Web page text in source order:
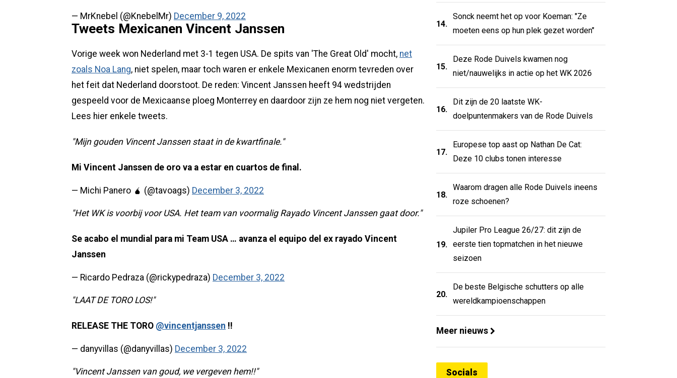
— MrKnebel (@KnebelMr) December 9, 2022
Tweets Mexicanen Vincent Janssen
Vorige week won Nederland met 3-1 tegen USA. De spits van 'The Great Old' mocht, net
zoals Noa Lang, niet spelen, maar toch waren er enkele Mexicanen enorm tevreden over
het feit dat Nederland doorstoot. De reden: Vincent Janssen heeft 94 wedstrijden
gespeeld voor de Mexicaanse ploeg Monterrey en daardoor zijn ze hem nog niet vergeten.
Lees hier enkele tweets.
"Mijn gouden Vincent Janssen staat in de kwartfinale."
Mi Vincent Janssen de oro va a estar en cuartos de final.
— Michi Panero 🧉 (@tavoags) December 3, 2022
"Het WK is voorbij voor USA. Het team van voormalig Rayado Vincent Janssen gaat door."
Se acabo el mundial para mi Team USA … avanza el equipo del ex rayado Vincent
Janssen
— Ricardo Pedraza (@rickypedraza) December 3, 2022
"LAAT DE TORO LOS!"
RELEASE THE TORO @vincentjanssen !!
— danyvillas (@danyvillas) December 3, 2022
"Vincent Janssen van goud, we vergeven hem!!"
14.
Sonck neemt het op voor Koeman: "Ze
moeten eens op hun plek gezet worden"
15.
Deze Rode Duivels kwamen nog
niet/nauwelijks in actie op het WK 2026
16.
Dit zijn de 20 laatste WK-
doelpuntenmakers van de Rode Duivels
17.
Europese top aast op Nathan De Cat:
Deze 10 clubs tonen interesse
18.
Waarom dragen alle Rode Duivels ineens
roze schoenen?
19.
Jupiler Pro League 26/27: dit zijn de
eerste tien topmatchen in het nieuwe
seizoen
20.
De beste Belgische schutters op alle
wereldkampioenschappen
Meer nieuws
Socials